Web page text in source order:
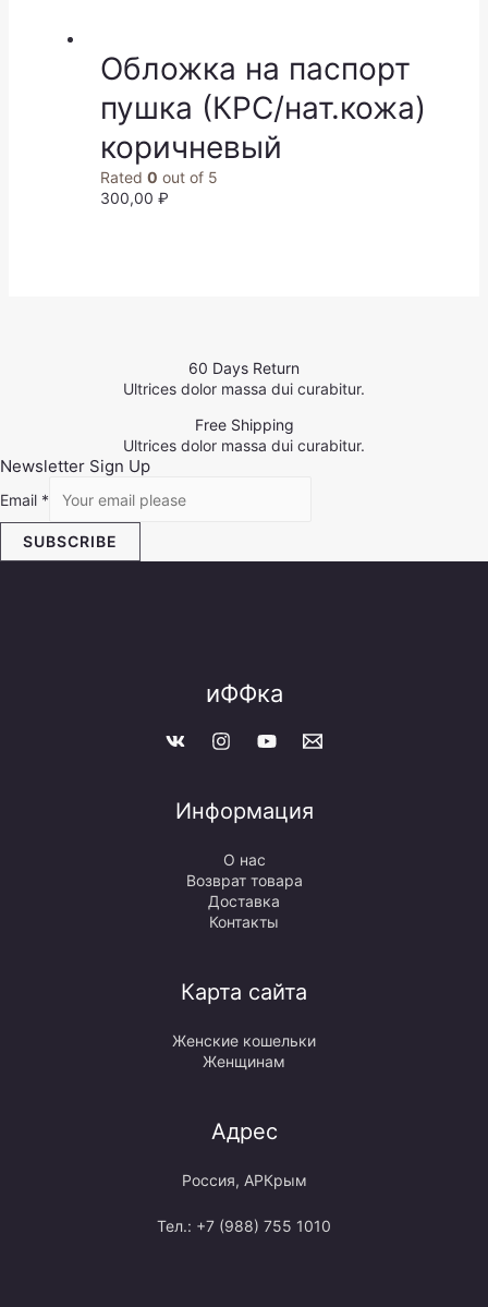
Обложка на паспорт
пушка (КРС/нат.кожа)
коричневый
Rated 0 out of 5
300,00 ₽
60 Days Return
Ultrices dolor massa dui curabitur.
Free Shipping
Ultrices dolor massa dui curabitur.
Newsletter Sign Up
Email *
SUBSCRIBE
иФФка
Информация
О нас
Возврат товара
Доставка
Контакты
Карта сайта
Женские кошельки
Женщинам
Адрес
Россия, АРКрым
Тел.: +7 (988) 755 1010